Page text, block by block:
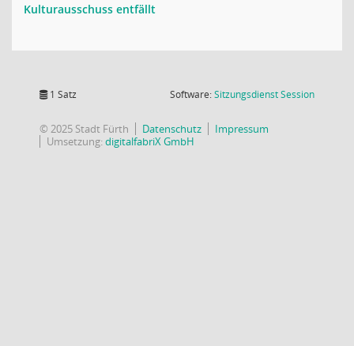
Kulturausschuss entfällt
1 Satz Software:SitzungsdienstSession(Wird in
© 2025 Stadt Fürth Datenschutz
Impressum
Umsetzung:digitalfabriX GmbH